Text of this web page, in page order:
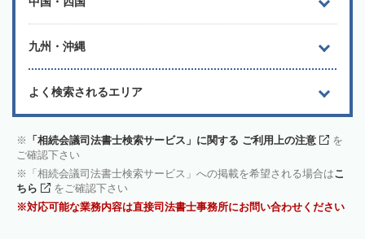
九州・沖縄
よく検索されるエリア
「相続会議司法書士検索サービス」に関する ご利用上の注意
を
ご確認下さい
「相続会議司法書士検索サービス」への掲載を希望される場合はこ
ちら
をご確認下さい
対応可能な業務内容は直接司法書士事務所にお問い合わせください